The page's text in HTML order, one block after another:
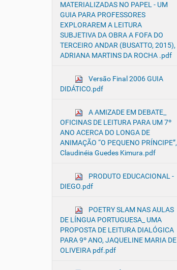
MATERIALIZADAS NO PAPEL - UM
GUIA PARA PROFESSORES
EXPLORAREM A LEITURA
SUBJETIVA DA OBRA A FOFA DO
TERCEIRO ANDAR (BUSATTO, 2015),
ADRIANA MARTINS DA ROCHA .pdf
Versão Final 2006 GUIA
DIDÁTICO.pdf
A AMIZADE EM DEBATE_
OFICINAS DE LEITURA PARA UM 7º
ANO ACERCA DO LONGA DE
ANIMAÇÃO “O PEQUENO PRÍNCIPE”,
Claudinéia Guedes Kimura.pdf
PRODUTO EDUCACIONAL -
DIEGO.pdf
POETRY SLAM NAS AULAS
DE LÍNGUA PORTUGUESA_ UMA
PROPOSTA DE LEITURA DIALÓGICA
PARA 9º ANO, JAQUELINE MARIA DE
OLIVEIRA pdf.pdf